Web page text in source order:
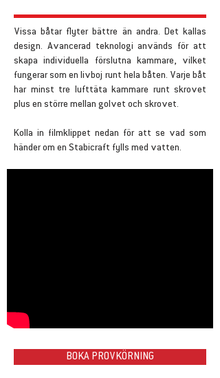
Vissa båtar flyter bättre än andra. Det kallas
design. Avancerad teknologi används för att
skapa individuella förslutna kammare, vilket
fungerar som en livboj runt hela båten. Varje båt
har minst tre lufttäta kammare runt skrovet
plus en större mellan golvet och skrovet.
Kolla in filmklippet nedan för att se vad som
händer om en Stabicraft fylls med vatten.
BOKA PROVKÖRNING